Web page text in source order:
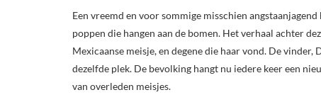
Een vreemd en voor sommige misschien
poppen die hangen aan de bomen. Het verhaal achter
Mexicaanse meisje, en degene die haar vond. De
dezelfde plek. De bevolking hangt nu iedere keer een
van overleden meisjes.